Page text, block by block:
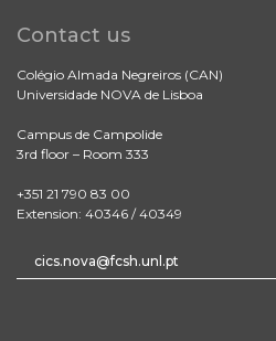
Contact us
Colégio Almada Negreiros (CAN)
Universidade NOVA de Lisboa
Campus de Campolide
3rd floor – Room 333
+351 21 790 83 00
Extension: 40346 / 40349
cics.nova@fcsh.unl.pt